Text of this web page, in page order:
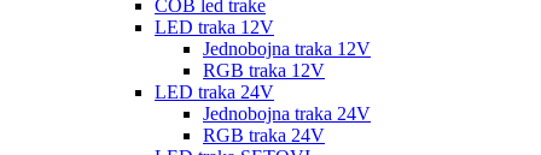
COB led trake
LED traka 12V
Jednobojna traka 12V
RGB traka 12V
LED traka 24V
Jednobojna traka 24V
RGB traka 24V